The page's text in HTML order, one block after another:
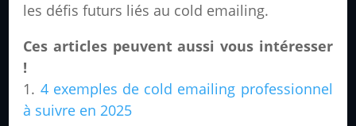
les défis futurs liés au cold emailing.
Ces articles peuvent aussi vous intéresser
!
4 exemples de cold emailing professionnel
à suivre en 2025